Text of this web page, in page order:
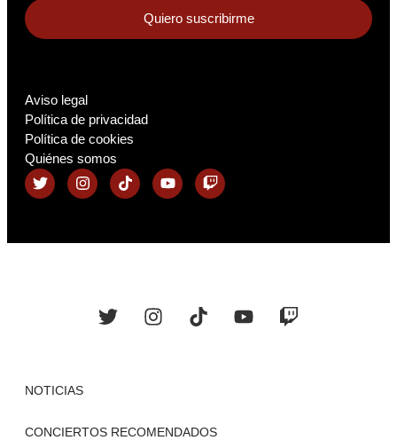
Quiero suscribirme
Aviso legal
Política de privacidad
Política de cookies
Quiénes somos
NOTICIAS
CONCIERTOS RECOMENDADOS